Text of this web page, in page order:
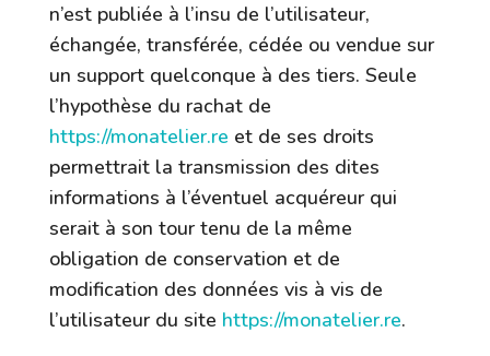
n’est publiée à l’insu de l’utilisateur,
échangée, transférée, cédée ou vendue sur
un support quelconque à des tiers. Seule
l’hypothèse du rachat de
https://monatelier.re et de ses droits
permettrait la transmission des dites
informations à l’éventuel acquéreur qui
serait à son tour tenu de la même
obligation de conservation et de
modification des données vis à vis de
l’utilisateur du site https://monatelier.re.